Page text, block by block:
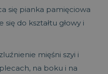
się pianka pamięciowa
do kształtu głowy i
mięśni szyi i
na boku i na